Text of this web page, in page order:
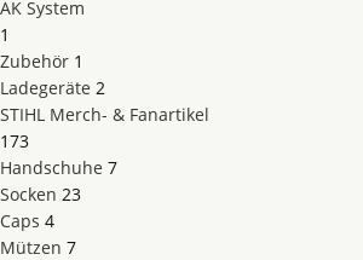
AK System
1
Zubehör 1
Ladegeräte 2
STIHL Merch- & Fanartikel
173
Handschuhe 7
Socken 23
Caps 4
Mützen 7